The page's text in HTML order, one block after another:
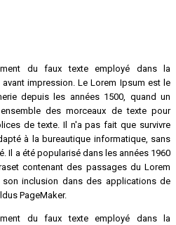
du faux texte employé dans la
impression. Le Lorem Ipsum est le
depuis les années 1500, quand un
des morceaux de texte pour
de texte. Il n'a pas fait que survivre
à la bureautique informatique, sans
Il a été popularisé dans les années 1960
contenant des passages du Lorem
inclusion dans des applications de
PageMaker.
du faux texte employé dans la